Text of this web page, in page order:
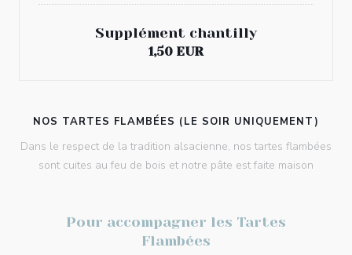
Supplément chantilly
1,50 EUR
NOS TARTES FLAMBÉES (LE SOIR UNIQUEMENT)
Dans le respect de la tradition alsacienne, nos tartes flambées
sont cuites au feu de bois et notre pâte est faite maison
Pour accompagner les Tartes
Flambées